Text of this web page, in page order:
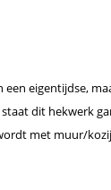
eigentijdse,
dit hekwerk
met muur/